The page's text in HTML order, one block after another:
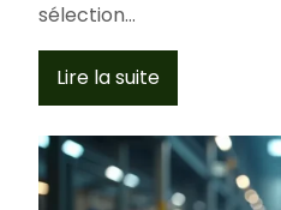
sélection…
Lire la suite